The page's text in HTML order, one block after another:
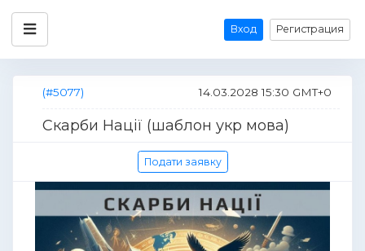
Вход Регистрация
(#5077) 14.03.2028 15:30 GMT+0
Скарби Нації (шаблон укр мова)
Подати заявку